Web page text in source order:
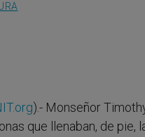
).- Monseñor
que llenaban, de pie,